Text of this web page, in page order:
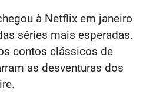
à Netflix em janeiro
séries mais esperadas.
contos clássicos de
as desventuras dos